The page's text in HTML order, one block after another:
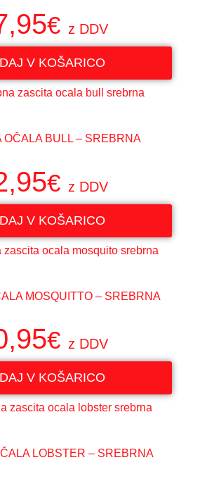
€ z DDV
V KOŠARICO
OČALA BULL – SREBRNA
€ z DDV
V KOŠARICO
MOSQUITTO – SREBRNA
€ z DDV
V KOŠARICO
LOBSTER – SREBRNA